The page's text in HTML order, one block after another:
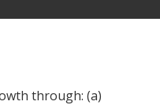
through: (a)